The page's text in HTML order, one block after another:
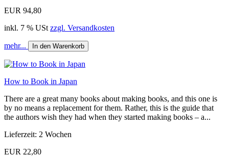
EUR 94,80
inkl. 7 % USt zzgl. Versandkosten
mehr... In den Warenkorb
How to Book in Japan
There are a great many books about making books, and this one is
by no means a replacement for them. Rather, this is the guide that
the authors wish they had when they started making books – a...
Lieferzeit: 2 Wochen
EUR 22,80